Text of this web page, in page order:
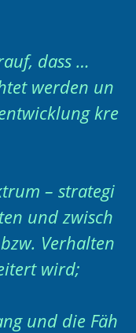
dass …
werden un
kre
– strategi
und zwisch
Verhalten
wird;
und die Fäh